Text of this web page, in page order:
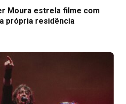
Moura estrela filme com
própria residência